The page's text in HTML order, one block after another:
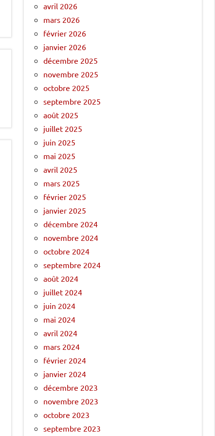
avril 2026
mars 2026
février 2026
janvier 2026
décembre 2025
novembre 2025
octobre 2025
septembre 2025
août 2025
juillet 2025
juin 2025
mai 2025
avril 2025
mars 2025
février 2025
janvier 2025
décembre 2024
novembre 2024
octobre 2024
septembre 2024
août 2024
juillet 2024
juin 2024
mai 2024
avril 2024
mars 2024
février 2024
janvier 2024
décembre 2023
novembre 2023
octobre 2023
septembre 2023